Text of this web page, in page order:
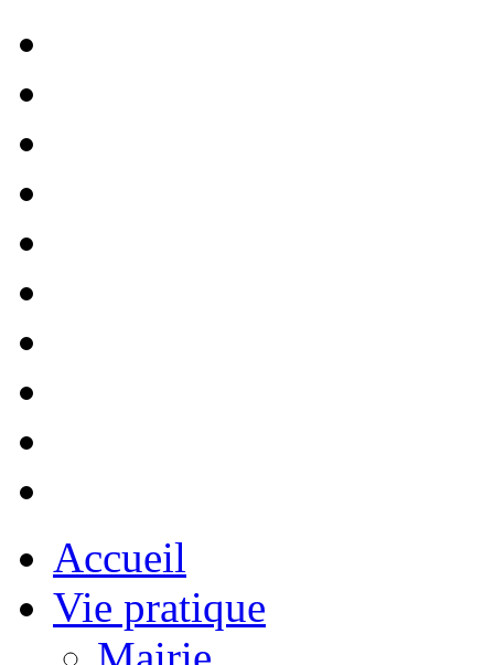
Accueil
Vie pratique